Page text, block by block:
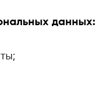
данных: